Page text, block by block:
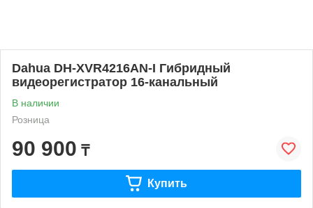
Dahua DH-XVR4216AN-I Гибридный
видеорегистратор 16-канальный
В наличии
Розница
90 900 ₸
Купить